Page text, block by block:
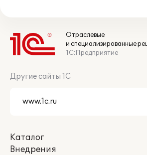
Отраслевые
и специализированные
1С:Предприятие
Другие сайты 1С
Каталог
Внедрения